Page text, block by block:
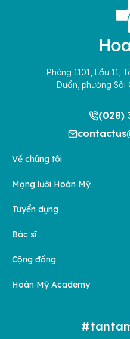
Phòng 1101, Lầu 11,
Duẩn, phường Sài
(028)
Về chúng tôi
Mạng lưới Hoàn Mỹ
Tuyển dụng
Bác sĩ
Cộng đồng
Hoàn Mỹ Academy